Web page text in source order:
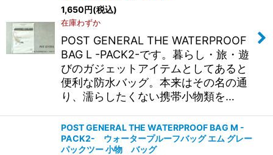
1,650円(税込)
在庫わずか
POST GENERAL THE WATERPROOF
BAG L -PACK2-です。暮らし・旅・遊
びのガジェットアイテムとしてあると
便利な防水バッグ。本来はその名の通
り、濡らしたくない携帯小物類を…
POST GENERAL THE WATERPROOF BAG M -
PACK2- ウォータープルーフバッグ エム グレー
パックツー 小物 バッグ